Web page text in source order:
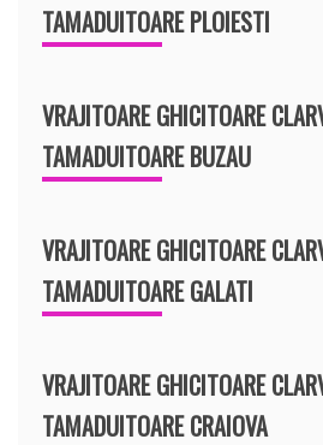
TAMADUITOARE PLOIESTI
VRAJITOARE GHICITOARE
TAMADUITOARE BUZAU
VRAJITOARE GHICITOARE
TAMADUITOARE GALATI
VRAJITOARE GHICITOARE
TAMADUITOARE CRAIOVA